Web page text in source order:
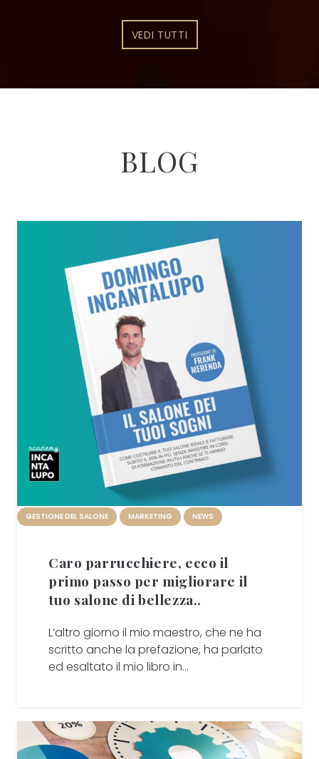
VEDI TUTTI
BLOG
GESTIONE DEL SALONE MARKETING NEWS
Caro parrucchiere, ecco il
primo passo per migliorare il
tuo salone di bellezza..
L’altro giorno il mio maestro, che ne ha
scritto anche la prefazione, ha parlato
ed esaltato il mio libro in…